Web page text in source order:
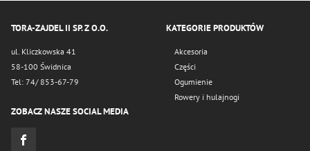
TORA-ZAJDEL II SP. Z O.O.
ul. Kliczkowska 41
58-100 Świdnica
Tel: 74/ 853-67-79
ZOBACZ NASZE SOCIAL MEDIA
KATEGORIE PRODUKTÓW
Akcesoria
Części
Ogumienie
Rowery i hulajnogi